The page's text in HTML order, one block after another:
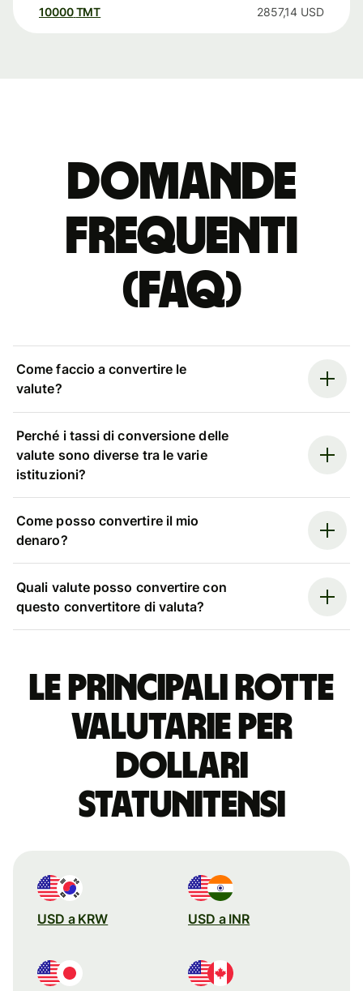
10000 TMT 2857,14 USD
Domande
Frequenti
(FAQ)
Come faccio a convertire le
valute?
Perché i tassi di conversione delle
valute sono diverse tra le varie
istituzioni?
Come posso convertire il mio
denaro?
Quali valute posso convertire con
questo convertitore di valuta?
Le principali rotte
valutarie per
dollari
statunitensi
USD a KRW USD a INR